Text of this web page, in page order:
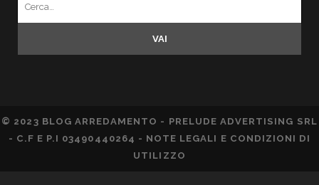
© 2023 BLOG ARREDAMENTO - PRELUDE ADVERTISING SRL
- C.F E P.I 03490440264 - NOTE LEGALI E CONDIZIONI DI
UTILIZZO